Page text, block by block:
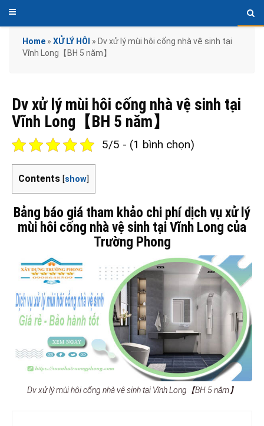
Home » XỬ LÝ HÔI » Dv xử lý mùi hôi cống nhà vệ sinh tại
Vĩnh Long【BH 5 năm】
Dv xử lý mùi hôi cống nhà vệ sinh tại
Vĩnh Long【BH 5 năm】
5/5 - (1 bình chọn)
Contents [show]
Bảng báo giá tham khảo chi phí dịch vụ xử lý
mùi hôi cống nhà vệ sinh tại Vĩnh Long của
Trường Phong
Dv xử lý mùi hôi cống nhà vệ sinh tại Vĩnh Long【BH 5 năm】